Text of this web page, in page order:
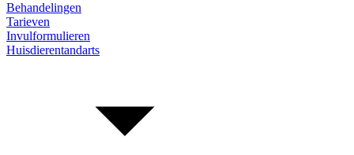
Behandelingen
Tarieven
Invulformulieren
Huisdierentandarts